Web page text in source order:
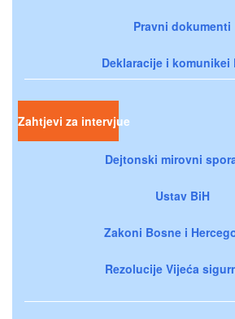
Pravni dokumenti
Deklaracije i komunikei
Zahtjevi za intervjue
Dejtonski mirovni
Ustav BiH
Zakoni Bosne i
Rezolucije Vijeća